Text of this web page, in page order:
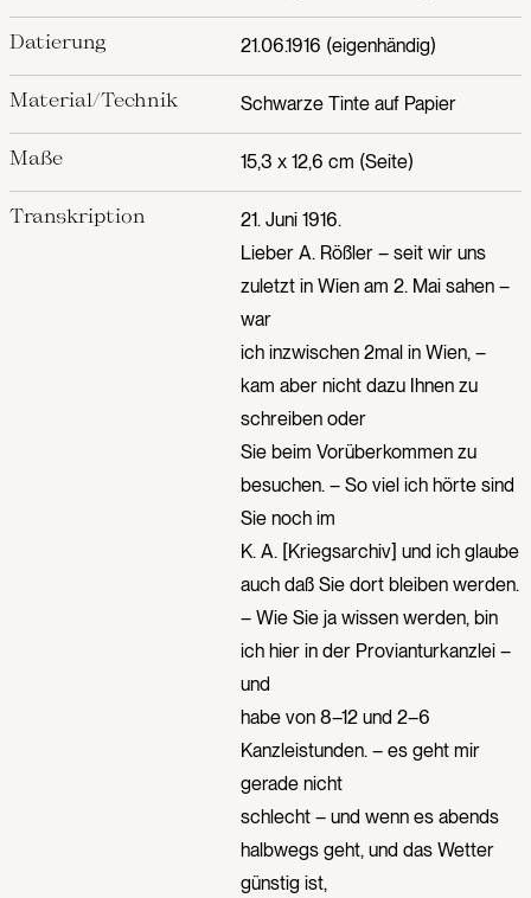
Datierung 21.06.1916 (eigenhändig)
Material/Technik Schwarze Tinte auf Papier
Maße 15,3 x 12,6 cm (Seite)
Transkription
21. Juni 1916.
Lieber A. Rößler – seit wir uns
zuletzt in Wien am 2. Mai sahen –
war
ich inzwischen 2mal in Wien, –
kam aber nicht dazu Ihnen zu
schreiben oder
Sie beim Vorüberkommen zu
besuchen. – So viel ich hörte sind
Sie noch im
K. A. [Kriegsarchiv] und ich glaube
auch daß Sie dort bleiben werden.
– Wie Sie ja wissen werden, bin
ich hier in der Provianturkanzlei –
und
habe von 8–12 und 2–6
Kanzleistunden. – es geht mir
gerade nicht
schlecht – und wenn es abends
halbwegs geht, und das Wetter
günstig ist,